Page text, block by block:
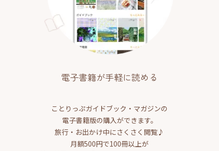
電子書籍が手軽に読める
ことりっぷガイドブック・マガジンの
電子書籍版の購入ができます。
旅行・お出かけ中にさくさく閲覧♪
月額500円で100冊以上が